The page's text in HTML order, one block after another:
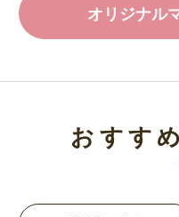
オリジナル
おすす